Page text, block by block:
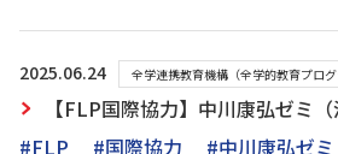
2025.06.24 全学連携教育機構（全学的教育プログ
【FLP国際協力】中川康弘ゼミ
#FLP
#国際協力 #中川康弘ゼミ